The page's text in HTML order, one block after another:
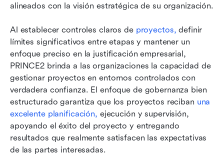
alineados con la visión estratégica de su organización.
Al establecer controles claros de proyectos, definir
límites significativos entre etapas y mantener un
enfoque preciso en la justificación empresarial,
PRINCE2 brinda a las organizaciones la capacidad de
gestionar proyectos en entornos controlados con
verdadera confianza. El enfoque de gobernanza bien
estructurado garantiza que los proyectos reciban una
excelente planificación, ejecución y supervisión,
apoyando el éxito del proyecto y entregando
resultados que realmente satisfacen las expectativas
de las partes interesadas.